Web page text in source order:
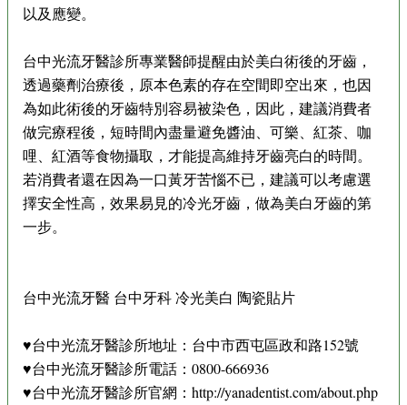
以及應變。
台中光流牙醫診所專業醫師提醒由於美白術後的牙齒，
透過藥劑治療後，原本色素的存在空間即空出來，也因
為如此術後的牙齒特別容易被染色，因此，建議消費者
做完療程後，短時間內盡量避免醬油、可樂、紅茶、咖
哩、紅酒等食物攝取，才能提高維持牙齒亮白的時間。
若消費者還在因為一口黃牙苦惱不已，建議可以考慮選
擇安全性高，效果易見的冷光牙齒，做為美白牙齒的第
一步。
台中光流牙醫 台中牙科 冷光美白 陶瓷貼片
♥台中光流牙醫診所地址：台中市西屯區政和路152號
♥台中光流牙醫診所電話：0800-666936
♥台中光流牙醫診所官網：http://yanadentist.com/about.php